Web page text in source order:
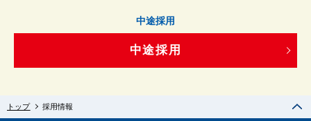
中途採用
中途採用
トップ 採用情報